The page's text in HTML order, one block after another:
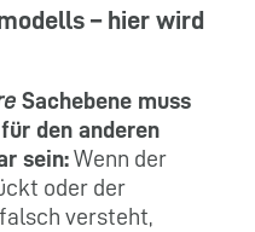
– hier wird
Sachebene muss
den anderen
sein: Wenn der
oder der
versteht,